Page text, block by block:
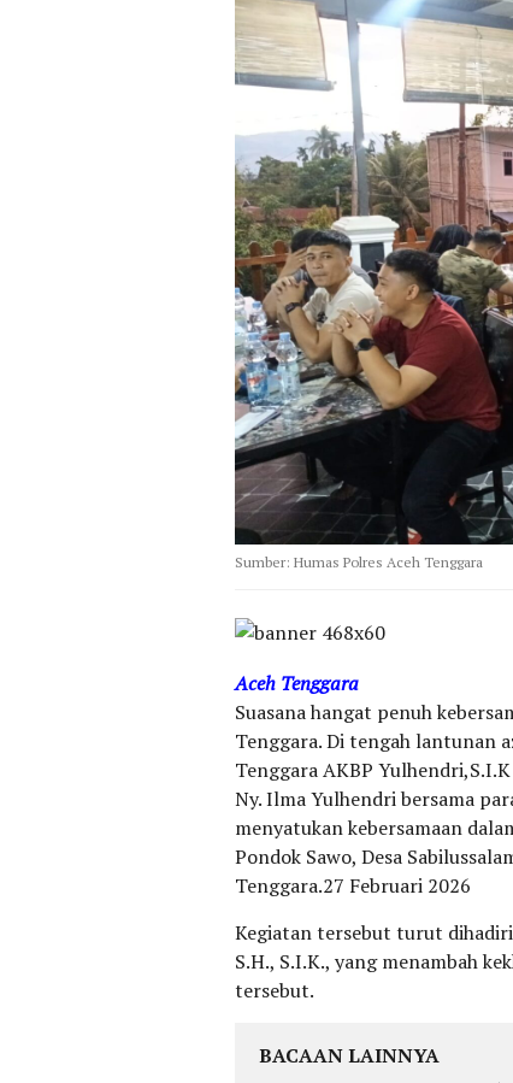
Sumber: Humas Polres Aceh Tenggara
Aceh Tenggara
Suasana hangat penuh
Tenggara. Di tengah lantunan
Tenggara AKBP
Ny. Ilma Yulhendri bersama
menyatukan kebersamaan
Pondok Sawo, Desa
Tenggara.27 Februari 2026
Kegiatan tersebut turut
S.H., S.I.K., yang menambah
tersebut.
BACAAN LAINNYA